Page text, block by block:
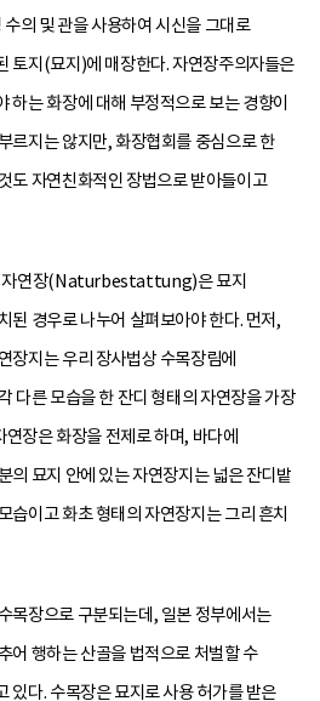
의 및 관을 사용하여 시신을 그대로
토지(묘지)에 매장한다. 자연장주의자들은
하는 화장에 대해 부정적으로 보는 경향이
르지는 않지만, 화장협회를 중심으로 한
도 자연친화적인 장법으로 받아들이고
자연장(Naturbestattung)은 묘지
된 경우로 나누어 살펴보아야 한다. 먼저,
장지는 우리 장사법상 수목장림에
다른 모습을 한 잔디 형태의 자연장을 가장
장은 화장을 전제로 하며, 바다에
의 묘지 안에 있는 자연장지는 넓은 잔디밭
습이고 화초 형태의 자연장지는 그리 흔치
목장으로 구분되는데, 일본 정부에서는
어 행하는 산골을 법적으로 처벌할 수
있다. 수목장은 묘지로 사용 허가를 받은